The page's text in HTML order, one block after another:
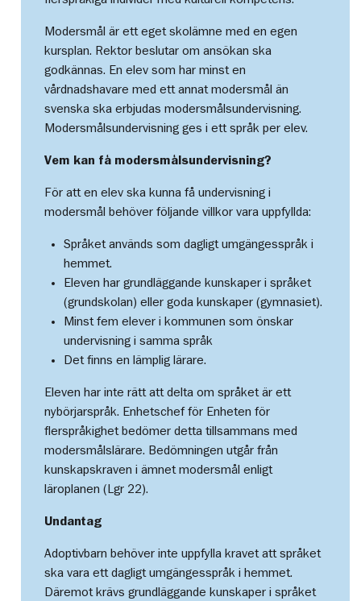
Modersmål är ett eget skolämne med en egen
kursplan. Rektor beslutar om ansökan ska
godkännas. En elev som har minst en
vårdnadshavare med ett annat modersmål än
svenska ska erbjudas modersmålsundervisning.
Modersmålsundervisning ges i ett språk per elev.
Vem kan få modersmålsundervisning?
För att en elev ska kunna få undervisning i
modersmål behöver följande villkor vara uppfyllda:
Språket används som dagligt umgängesspråk i
hemmet.
Eleven har grundläggande kunskaper i språket
(grundskolan) eller goda kunskaper (gymnasiet).
Minst fem elever i kommunen som önskar
undervisning i samma språk
Det finns en lämplig lärare.
Eleven har inte rätt att delta om språket är ett
nybörjarspråk. Enhetschef för Enheten för
flerspråkighet bedömer detta tillsammans med
modersmålslärare. Bedömningen utgår från
kunskapskraven i ämnet modersmål enligt
läroplanen (Lgr 22).
Undantag
Adoptivbarn behöver inte uppfylla kravet att språket
ska vara ett dagligt umgängesspråk i hemmet.
Däremot krävs grundläggande kunskaper i språket